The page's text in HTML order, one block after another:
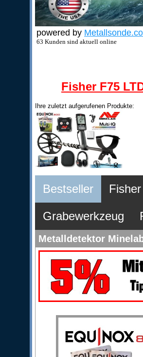
powered by
63 Kunden sind aktuell online
Fisher F75
Ihre zuletzt aufgerufenen Produkte:
Bestseller Fisher
Grabewerkzeug
Metalldetektor